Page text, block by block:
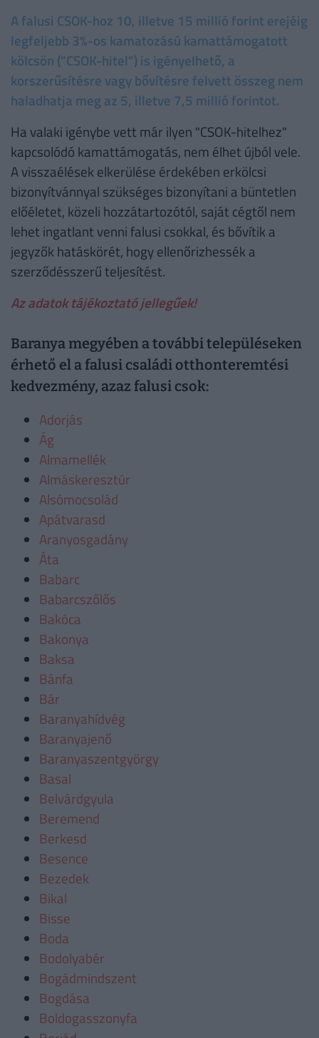
A falusi CSOK-hoz 10, illetve 15 millió forint erejéig
legfeljebb 3%-os kamatozású kamattámogatott
kölcsön ("CSOK-hitel") is igényelhető, a
korszerűsítésre vagy bővítésre felvett összeg nem
haladhatja meg az 5, illetve 7,5 millió forintot.
Ha valaki igénybe vett már ilyen "CSOK-hitelhez"
kapcsolódó kamattámogatás, nem élhet újból vele.
A visszaélések elkerülése érdekében erkölcsi
bizonyítvánnyal szükséges bizonyítani a büntetlen
előéletet, közeli hozzátartozótól, saját cégtől nem
lehet ingatlant venni falusi csokkal, és bővítik a
jegyzők hatáskörét, hogy ellenőrizhessék a
szerződésszerű teljesítést.
Az adatok tájékoztató jellegűek!
Baranya megyében a további településeken
érhető el a falusi családi otthonteremtési
kedvezmény, azaz falusi csok:
Adorjás
Ág
Almamellék
Almáskeresztúr
Alsómocsolád
Apátvarasd
Aranyosgadány
Áta
Babarc
Babarcszőlős
Bakóca
Bakonya
Baksa
Bánfa
Bár
Baranyahídvég
Baranyajenő
Baranyaszentgyörgy
Basal
Belvárdgyula
Beremend
Berkesd
Besence
Bezedek
Bikal
Bisse
Boda
Bodolyabér
Bogádmindszent
Bogdása
Boldogasszonyfa